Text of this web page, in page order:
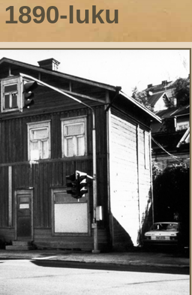
1890-luku